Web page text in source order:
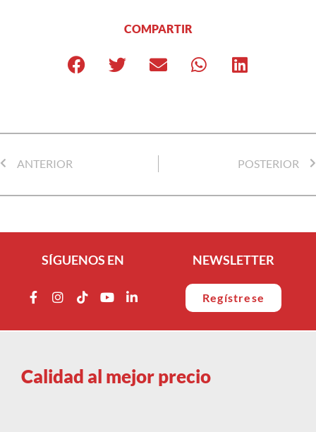
COMPARTIR
ANTERIOR POSTERIOR
SÍGUENOS EN NEWSLETTER
Regístrese
Calidad al mejor precio